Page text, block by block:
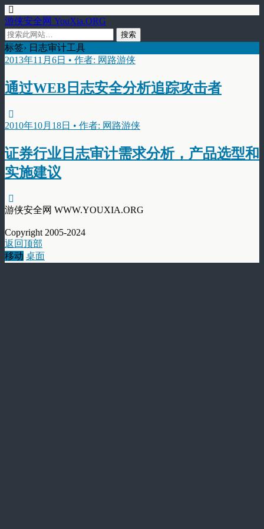
游侠安全网 YouXia.ORG
标签› 日志审计工具
2013年11月6日 • 作者: 网路游侠
通过WEB日志安全分析追踪攻击者
2010年10月18日 • 作者: 网路游侠
证券行业日志审计需求分析，产品选型和
实施建议
游侠安全网 WWW.YOUXIA.ORG
Copyright 2005-2024
返回顶部
移动 桌面